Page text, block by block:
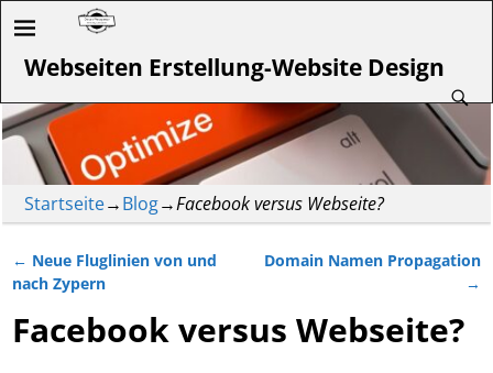
Webseiten Erstellung-Website Design
Startseite→Blog→Facebook versus Webseite?
Artikelnavigation
← Neue Fluglinien von und
nach Zypern
Domain Namen Propagation
→
Facebook versus Webseite?